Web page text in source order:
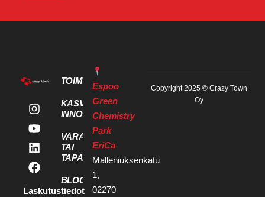
Laskutustiedot
TOIMITILAT
KASVU- JA
INNOVAATIOPALVELUT
VARAA KOKOUS
TAI
TAPAHTUMATILA
BLOGI
Espoo
Green
Chemistry
Park
EriCa
Malleniuksenkatu
1,
02270
Copyright 2025 © Crazy Town
Oy